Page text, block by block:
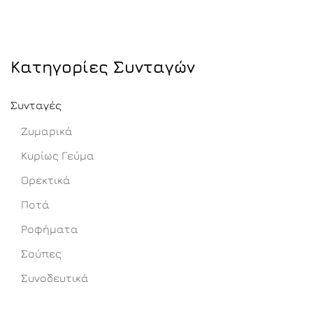
Κατηγορίες Συνταγών
Συνταγές
Ζυμαρικά
Κυρίως Γεύμα
Ορεκτικά
Ποτά
Ροφήματα
Σούπες
Συνοδευτικά